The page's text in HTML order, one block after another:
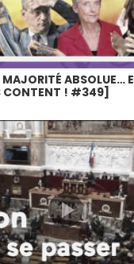
ABSOLUE…
CONTENT ! #349]